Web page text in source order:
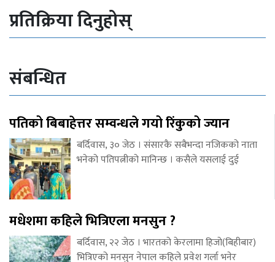
प्रतिक्रिया दिनुहोस्
संबन्धित
पतिको बिबाहेत्तर सम्वन्धले गयो रिंकुको ज्यान
बर्दिवास, ३० जेठ । संसारकै सबैभन्दा नजिकको नाता
भनेको पतिपत्नीको मानिन्छ । कसैले यसलाई दुई
मधेशमा कहिले भित्रिएला मनसुन ?
बर्दिवास, २२ जेठ । भारतको केरलामा हिजो(बिहीबार)
भित्रिएको मनसुन नेपाल कहिले प्रवेश गर्ला भनेर